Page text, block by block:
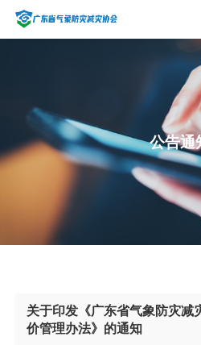
公告通
关于印发《广东省气象防灾减
价管理办法》的通知